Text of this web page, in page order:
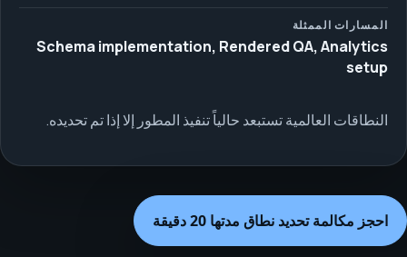
المسارات الممثلة
Schema implementation, Rendered QA, Analytics
setup
النطاقات العالمية تستبعد حالياً تنفيذ المطور إلا إذا تم تحديده.
احجز مكالمة تحديد نطاق مدتها 20 دقيقة